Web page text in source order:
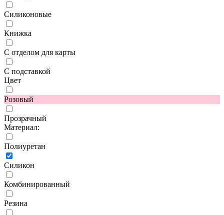
Силиконовые
Книжка
С отделом для карты
С подставкой
Цвет
Розовый
Прозрачный
Материал:
Полиуретан
Силикон
Комбинированный
Резина